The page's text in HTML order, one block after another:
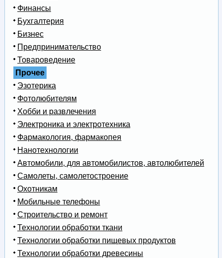
Финансы
Бухгалтерия
Бизнес
Предпринимательство
Товароведение
Прочее
Эзотерика
Фотолюбителям
Хобби и развлечения
Электроника и электротехника
Фармакология, фармакопея
Нанотехнологии
Автомобили, для автомобилистов, автолюбителей
Самолеты, самолетостроение
Охотникам
Мобильные телефоны
Строительство и ремонт
Технологии обработки ткани
Технологии обработки пищевых продуктов
Технологии обработки древесины